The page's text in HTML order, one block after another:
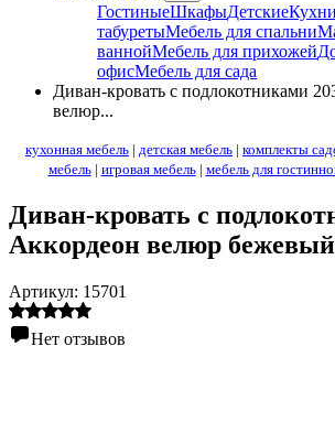
ГостиныеШкафыДетскиеКухни
табуретыМебель для спальни
ваннойМебель для прихожей
офисМебель для сада
Диван-кровать с подлокотниками
велюр...
кухонная мебель | детская мебель | комплекты
мебель| игровая мебель| мебель для
Диван-кровать с
Аккордеон велюр бежевый
Артикул: 15701
Нет отзывов